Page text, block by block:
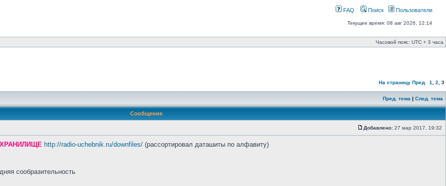
FAQ Поиск Пользователи
Текущее время: 08 авг 2026, 12:14
Часовой пояс: UTC + 3 часа
На страницу Пред. 1 2 3
Пред. тема | След. тема
Сообщение
Добавлено: 27 мар 2017, 19:32
http://radio-uchebnik.ru/downfiles/ (рассортировал даташиты по алфавиту)
сообразительность